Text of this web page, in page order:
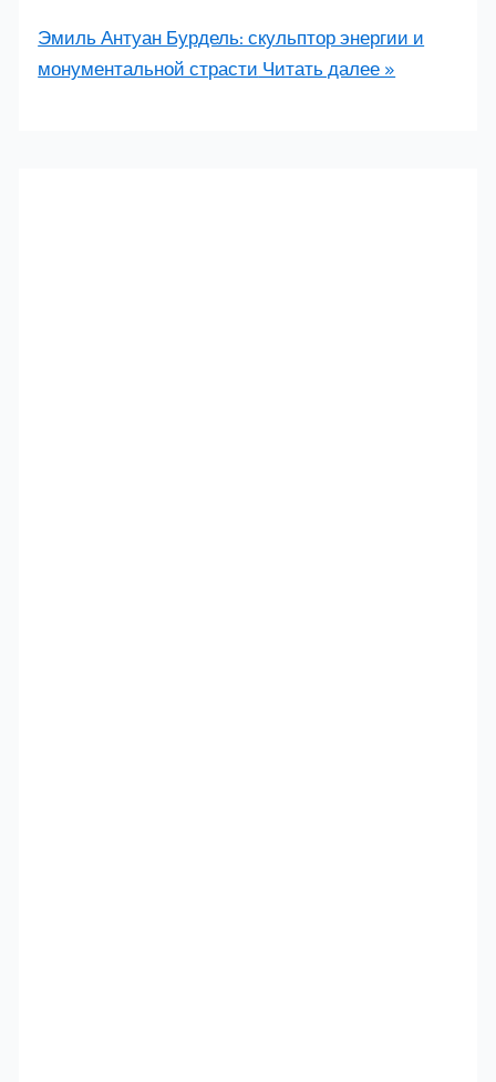
Эмиль Антуан Бурдель: скульптор энергии и
монументальной страсти Читать далее »